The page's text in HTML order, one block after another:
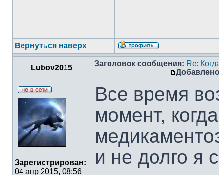
Вернуться наверх
Lubov2015
Заголовок сообщения: Re:
Зарегистрирован:
04 апр 2015, 08:56
Все время
момент,
и не долго я